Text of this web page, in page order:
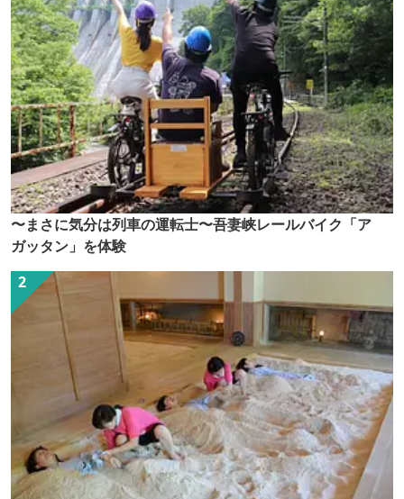
〜まさに気分は列車の運転士〜吾妻峡レールバイク「ア
ガッタン」を体験